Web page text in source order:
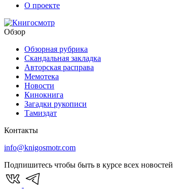
О проекте
Обзор
Обзорная рубрика
Скандальная закладка
Авторская расправа
Мемотека
Новости
Кинокнига
Загадки рукописи
Тамиздат
Контакты
info@knigosmotr.com
Подпишитесь чтобы быть в курсе всех новостей